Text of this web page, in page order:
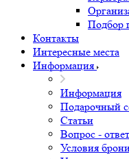
Подбор
Контакты
Интересные места
Информация
Информация
Подарочный
Статьи
Вопрос - ответ
Условия